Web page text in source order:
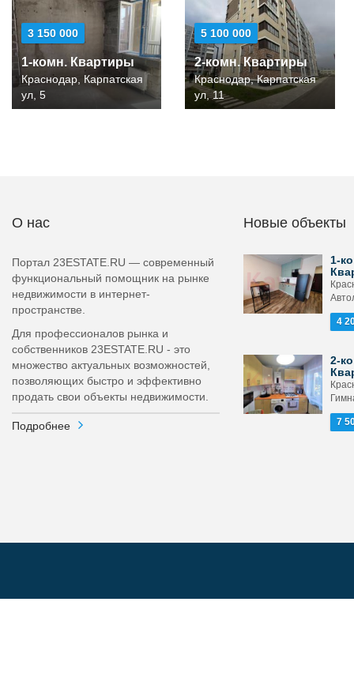
3 150 000
1-комн. Квартиры
Краснодар, Карпатская
ул, 5
5 100 000
2-комн. Квартиры
Краснодар, Карпатская
ул, 11
О нас
Портал 23ESTATE.RU — современный
функциональный помощник на рынке
недвижимости в интернет-
пространстве.
Для профессионалов рынка и
собственников 23ESTATE.RU - это
множество актуальных возможностей,
позволяющих быстро и эффективно
продать свои объекты недвижимости.
Подробнее
Новые объекты
1-
4
2-
7